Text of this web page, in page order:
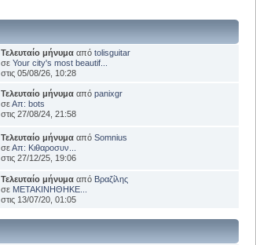
Τελευταίο μήνυμα απόtolisguitar
σεYour city's most beautif...
στις 05/08/26, 10:28
Τελευταίο μήνυμα απόpanixgr
σεΑπ: bots
στις 27/08/24, 21:58
Τελευταίο μήνυμα απόSomnius
σεΑπ: Κιθαροσυν...
στις 27/12/25, 19:06
Τελευταίο μήνυμα από Βραζίλης
σε ΜΕΤΑΚΙΝΗΘΗΚΕ...
στις 13/07/20, 01:05